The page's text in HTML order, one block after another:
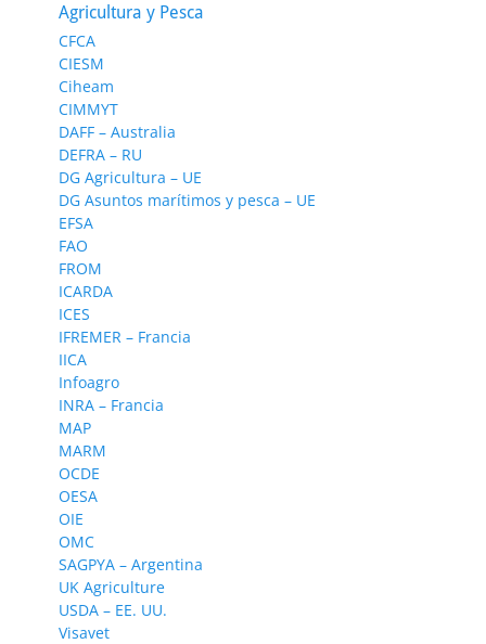
Agricultura y Pesca
CFCA
CIESM
Ciheam
CIMMYT
DAFF – Australia
DEFRA – RU
DG Agricultura – UE
DG Asuntos marítimos y pesca – UE
EFSA
FAO
FROM
ICARDA
ICES
IFREMER – Francia
IICA
Infoagro
INRA – Francia
MAP
MARM
OCDE
OESA
OIE
OMC
SAGPYA – Argentina
UK Agriculture
USDA – EE. UU.
Visavet